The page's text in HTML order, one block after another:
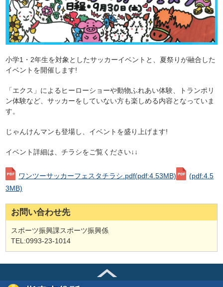
小学1・2年生を対象としたサッカーイベントと、夏祭りが融合した
イベントを開催します!
「エクス」によるヒーローショーや動物ふれあい体験、トランポリ
ン体験など、サッカーをしていない方も楽しめる内容となっていま
す。
じゃんけんマンも登場し、イベントを盛り上げます!
イベント詳細は、チラシをご覧ください↓↓
ワンツーサッカーフェスタチラシ.pdf(pdf:4.53MB)
(pdf:4.5
3MB)
お問い合わせ先
スポーツ振興課スポーツ振興係
TEL:0993-23-1014